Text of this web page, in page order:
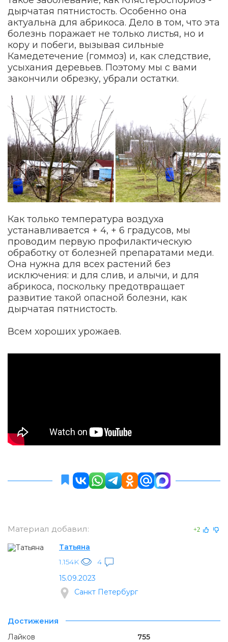
дырчатая пятнистость. Особенно она
актуальна для абрикоса. Дело в том, что эта
болезнь поражает не только листья, но и
кору и побеги, вызывая сильные
Камедетечение (гоммоз) и, как следствие,
усыхания деревьев. Поэтому мы с вами
закончили обрезку, убрали остатки.
Как только температура воздуха
устанавливается + 4, + 6 градусов, мы
проводим первую профилактическую
обработку от болезней препаратами меди.
Она нужна для всех растений без
исключения: и для слив, и алычи, и для
абрикоса, поскольку предотвращает
развитие такой опасной болезни, как
дырчатая пятнистость.
Всем хороших урожаев.
Материал добавил: +2
Татьяна
1.154K
4
15.09.2023
Санкт Петербург
Достижения
Лайков
755